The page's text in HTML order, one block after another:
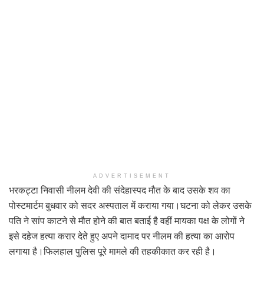
ADVERTISEMENT
भरकट्टा निवासी नीलम देवी की संदेहास्पद मौत के बाद उसके शव का
पोस्टमार्टम बुधवार को सदर अस्पताल में कराया गया।घटना को लेकर उसके
पति ने सांप काटने से मौत होने की बात बताई है वहीं मायका पक्ष के लोगों ने
इसे दहेज हत्या करार देते हुए अपने दामाद पर नीलम की हत्या का आरोप
लगाया है।फिलहाल पुलिस पूरे मामले की तहकीकात कर रही है।